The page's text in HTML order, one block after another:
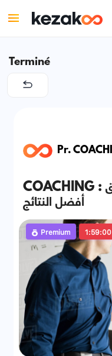
Terminé
COACHING : كيف تنظم وقتك لتحقيق
أفضل النتائج
Premium 1:59:00